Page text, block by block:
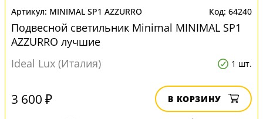
MINIMAL SP1 AZZURRO 64240
Подвесной светильник Minimal MINIMAL SP1
AZZURRO лучшие
Ideal Lux (Италия)
1 шт.
3 600 ₽ В КОРЗИНУ